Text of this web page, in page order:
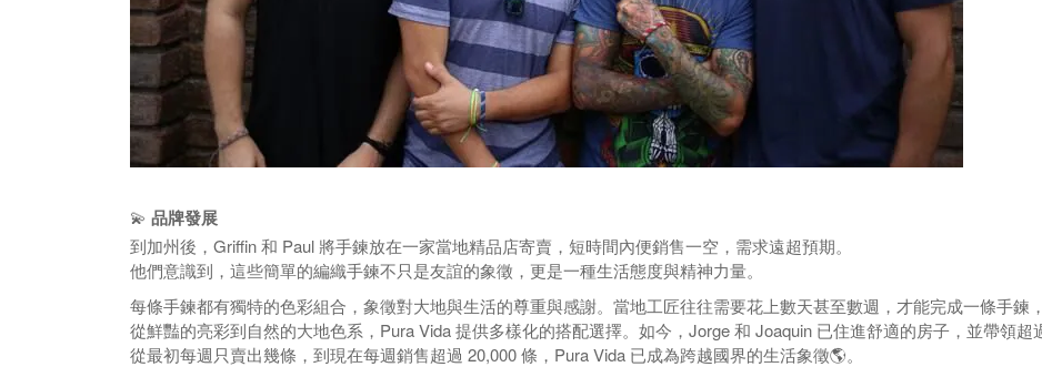
💫 品牌發展
到加州後，Griffin 和 Paul 將手鍊放在一家當地精品店寄賣，短時間內便銷售一空，需求遠超預期。
他們意識到，這些簡單的編織手鍊不只是友誼的象徵，更是一種生活態度與精神力量。
每條手鍊都有獨特的色彩組合，象徵對大地與生活的尊重與感謝。當地工匠往往需要花上數天甚至數週，才能完成一條手鍊
從鮮豔的亮彩到自然的大地色系，Pura Vida 提供多樣化的搭配選擇。如今，Jorge 和 Joaquin 已住進舒適的房子，並帶領超
從最初每週只賣出幾條，到現在每週銷售超過 20,000 條，Pura Vida 已成為跨越國界的生活象徵🌎。